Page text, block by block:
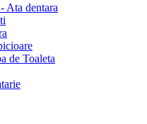
Ata dentara
de Toaleta